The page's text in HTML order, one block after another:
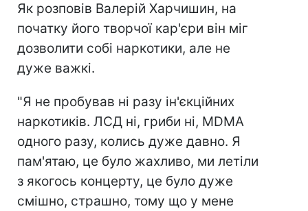
Як розповів Валерій Харчишин, на
початку його творчої кар'єри він міг
дозволити собі наркотики, але не
дуже важкі.
"Я не пробував ні разу ін'єкційних
наркотиків. ЛСД ні, гриби ні, MDMA
одного разу, колись дуже давно. Я
пам'ятаю, це було жахливо, ми летіли
з якогось концерту, це було дуже
смішно, страшно, тому що у мене